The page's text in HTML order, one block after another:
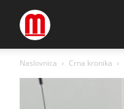
Megamedia
Naslovnica Crna kronika